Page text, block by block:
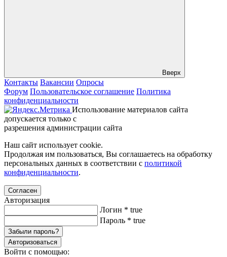
Вверх
Контакты Вакансии Опросы
Форум Пользовательское соглашение Политика
конфиденциальности
Использование материалов сайта
допускается только с
разрешения администрации сайта
Наш сайт использует cookie.
Продолжая им пользоваться, Вы соглашаетесь на обработку
персональных данных в соответствии с политикой
конфиденциальности.
Согласен
Авторизация
Логин * true
Пароль * true
Забыли пароль?
Авторизоваться
Войти с помощью: